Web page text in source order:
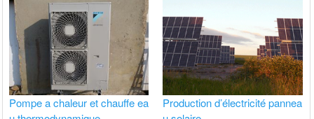
Pompe a chaleur et chauffe ea
Production d’électricité pannea